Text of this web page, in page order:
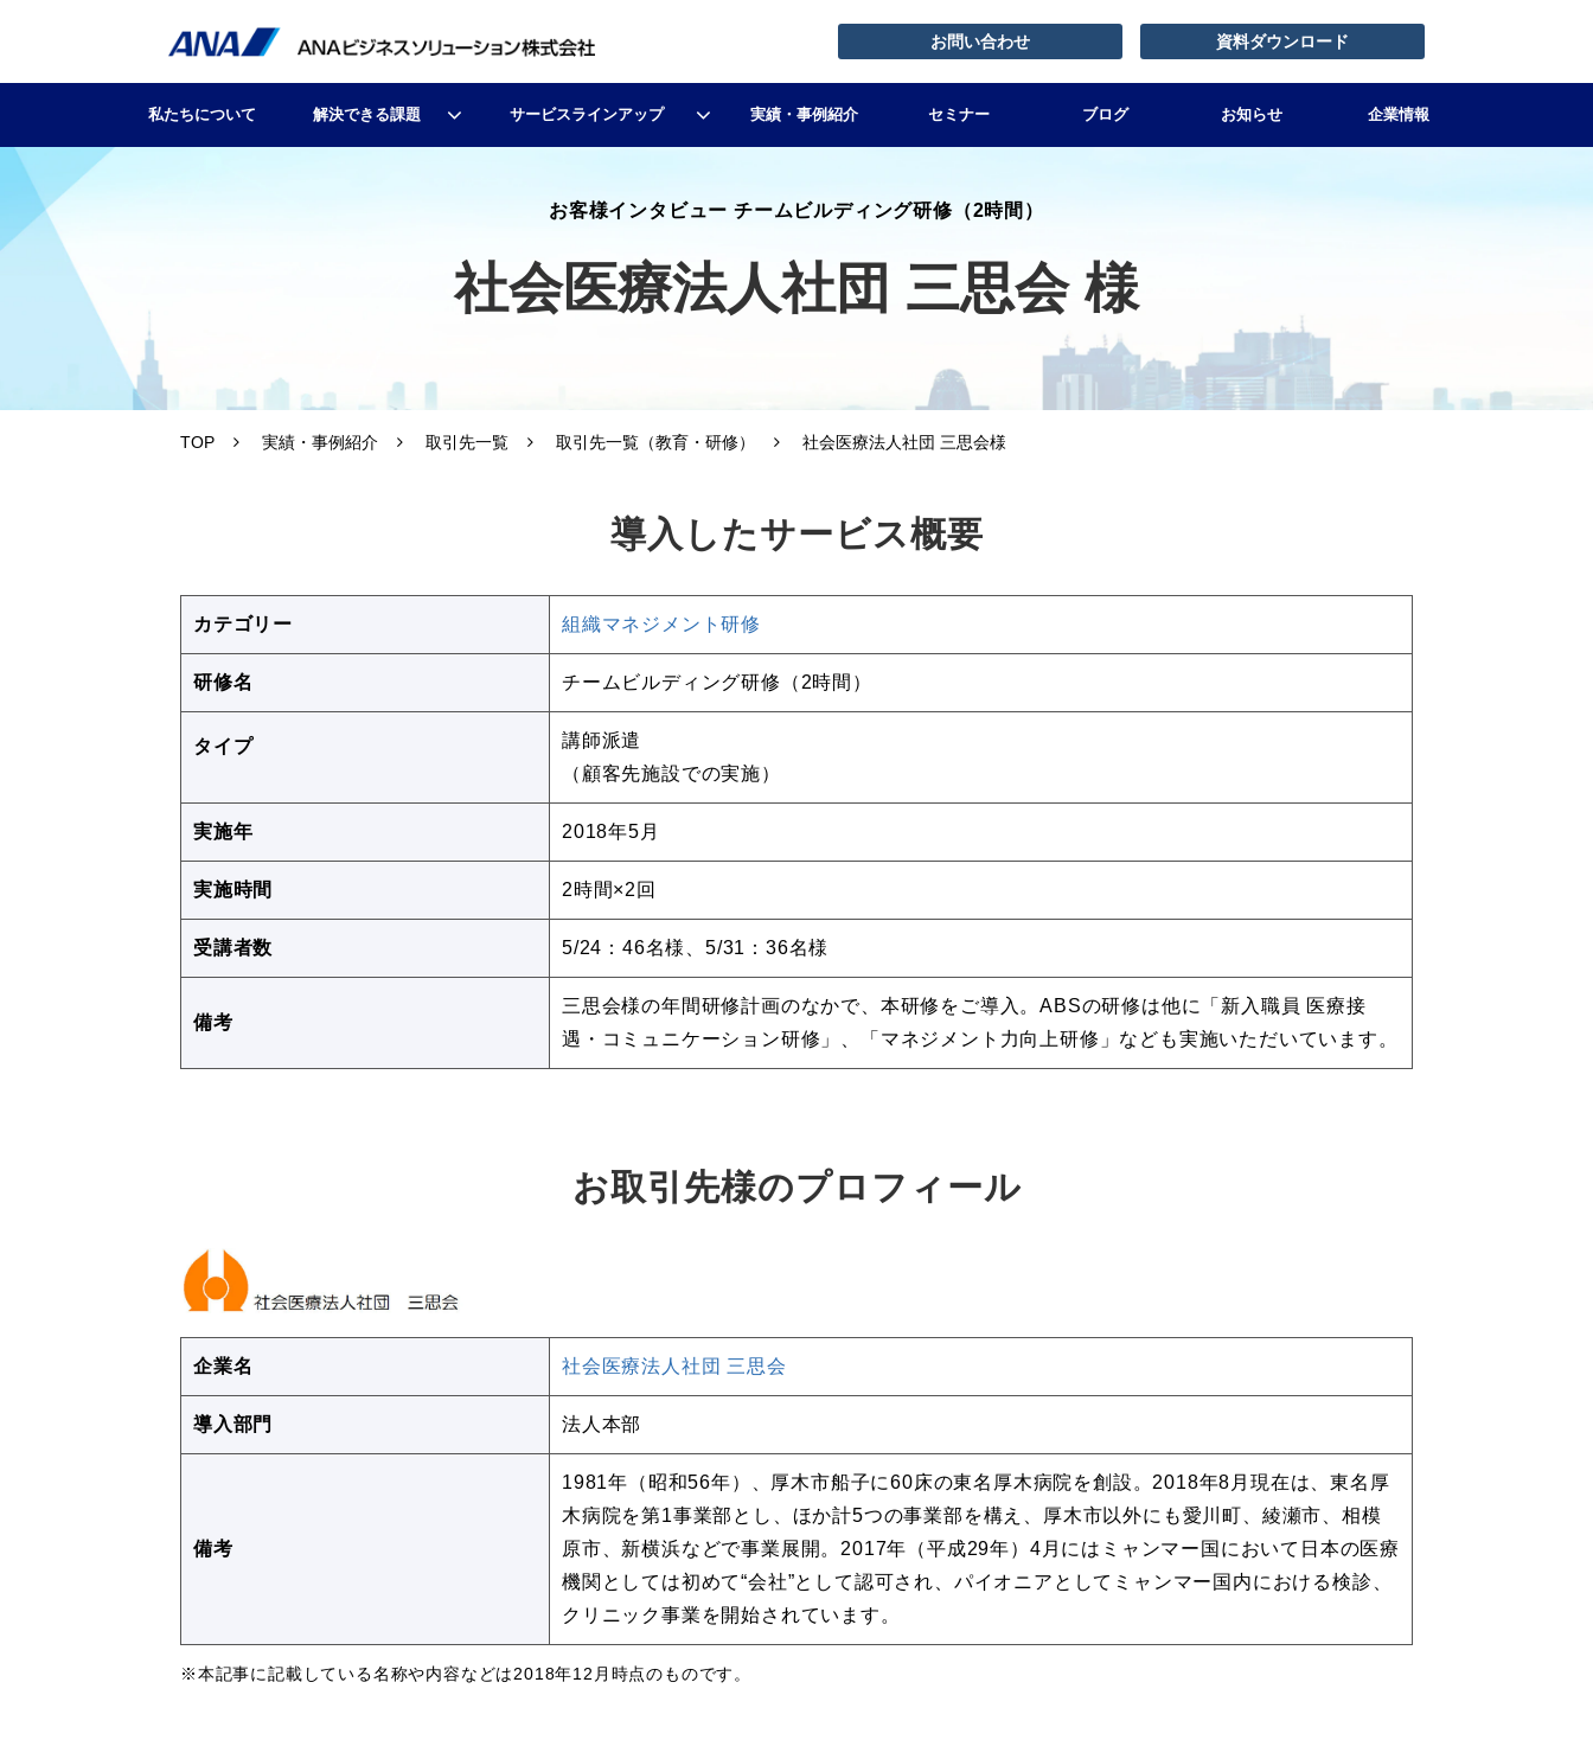
お問い合わせ 資料ダウンロード
私たちについて 解決できる課題 サービスラインアップ 実績・事例紹介 セミナー ブログ お知らせ 企業情報
お客様インタビュー チームビルディング研修（2時間）
社会医療法人社団 三思会 様
TOP 実績・事例紹介 取引先一覧 取引先一覧（教育・研修） 社会医療法人社団 三思会様
導入したサービス概要
カテゴリー 組織マネジメント研修
研修名 チームビルディング研修（2時間）
タイプ
講師派遣
（顧客先施設での実施）
実施年 2018年5月
実施時間 2時間×2回
受講者数 5/24：46名様、5/31：36名様
備考
三思会様の年間研修計画のなかで、本研修をご導入。ABSの研修は他に「新入職員 医療接
遇・コミュニケーション研修」、「マネジメント力向上研修」なども実施いただいています。
お取引先様のプロフィール
企業名 社会医療法人社団 三思会
導入部門 法人本部
備考
1981年（昭和56年）、厚木市船子に60床の東名厚木病院を創設。2018年8月現在は、東名厚
木病院を第1事業部とし、ほか計5つの事業部を構え、厚木市以外にも愛川町、綾瀬市、相模
原市、新横浜などで事業展開。2017年（平成29年）4月にはミャンマー国において日本の医療
機関としては初めて“会社”として認可され、パイオニアとしてミャンマー国内における検診、
クリニック事業を開始されています。
※本記事に記載している名称や内容などは2018年12月時点のものです。